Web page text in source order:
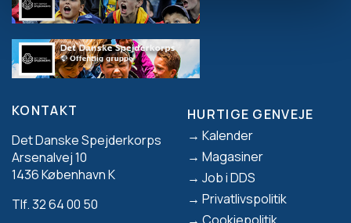
KONTAKT
Det Danske Spejderkorps
Arsenalvej 10
1436 København K
Tlf. 32 64 00 50
Footer
HURTIGE GENVEJE
Kalender
Magasiner
Job i DDS
Privatlivspolitik